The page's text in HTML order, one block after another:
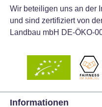
Wir beteiligen uns an der
und sind zertifiziert von
Landbau mbH DE-ÖKO-
Informationen